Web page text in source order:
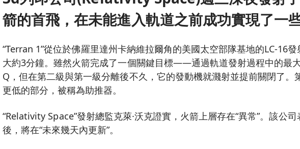
箭的首飛，在未能進入軌道之前成功實現了一
“Terran 1”從位於佛羅里達州卡納維拉爾角的美國太空部隊基地的LC-16
大約3分鐘。雖然火箭完成了一個關鍵目標——通過軌道發射過程中的最
Q，但在第二級與第一級分離後不久，它的發動機就濺射並提前關閉了。
更低的部分，被稱為助推器。
“Relativity Space”發射總監克萊·沃克證實，火箭上層存在“異常”。該公
後，將在“未來幾天內更新”。